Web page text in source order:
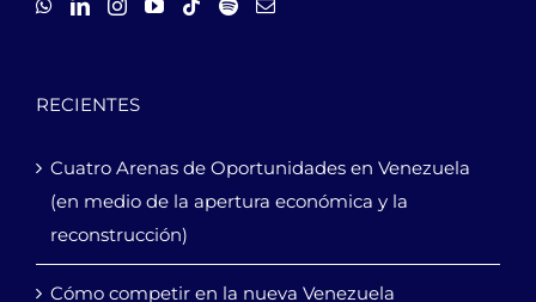
RECIENTES
Cuatro Arenas de Oportunidades en Venezuela
(en medio de la apertura económica y la
reconstrucción)
Cómo competir en la nueva Venezuela